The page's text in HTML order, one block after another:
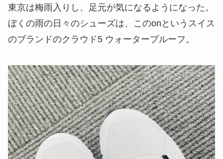
東京は梅雨入りし、足元が気になるようになった。
ぼくの雨の日々のシューズは、このonというスイス
のブランドのクラウド5 ウォータープルーフ。